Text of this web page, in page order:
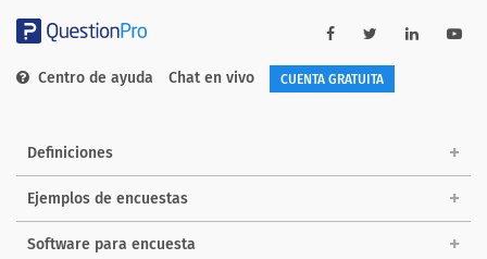
Centro de ayuda Chat en vivo CUENTA GRATUITA
Definiciones
Ejemplos de encuestas
Software para encuesta